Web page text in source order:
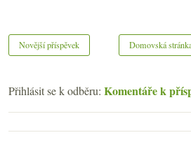
Novější příspěvek Domovská
Přihlásit se k odběru: Komentáře k